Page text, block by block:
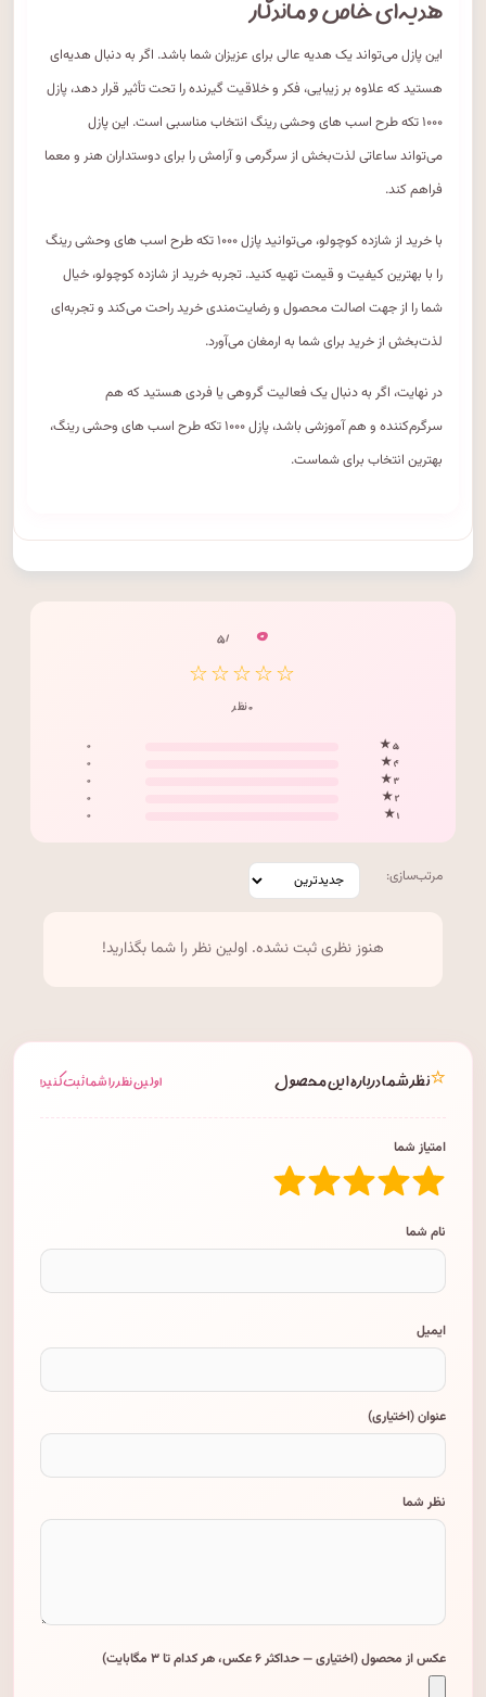
هدیه‌ای خاص و ماندگار
این پازل می‌تواند یک هدیه عالی برای عزیزان شما باشد. اگر به دنبال هدیه‌ای
هستید که علاوه بر زیبایی، فکر و خلاقیت گیرنده را تحت تأثیر قرار دهد، پازل
۱۰۰۰ تکه طرح اسب های وحشی رینگ انتخاب مناسبی است. این پازل
می‌تواند ساعاتی لذت‌بخش از سرگرمی و آرامش را برای دوستداران هنر و معما
فراهم کند.
با خرید از شازده کوچولو، می‌توانید پازل ۱۰۰۰ تکه طرح اسب های وحشی رینگ
را با بهترین کیفیت و قیمت تهیه کنید. تجربه خرید از شازده کوچولو، خیال
شما را از جهت اصالت محصول و رضایت‌مندی خرید راحت می‌کند و تجربه‌ای
لذت‌بخش از خرید برای شما به ارمغان می‌آورد.
در نهایت، اگر به دنبال یک فعالیت گروهی یا فردی هستید که هم
سرگرم‌کننده و هم آموزشی باشد، پازل ۱۰۰۰ تکه طرح اسب های وحشی رینگ،
بهترین انتخاب برای شماست.
۰ / ۵
☆☆☆☆☆
۰ نظر
۵ ★
۰
۴ ★
۰
۳ ★
۰
۲ ★
۰
۱ ★
۰
مرتب‌سازی:
هنوز نظری ثبت نشده. اولین نظر را شما بگذارید!
⭐نظر شما درباره این محصول اولین نظر را شما ثبت کنید!
امتیاز شما
نام شما
ایمیل
عنوان (اختیاری)
نظر شما
عکس از محصول (اختیاری — حداکثر ۶ عکس، هر کدام تا ۳ مگابایت)